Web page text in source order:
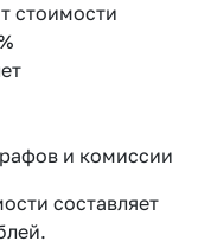
стоимости
и комиссии
составляет